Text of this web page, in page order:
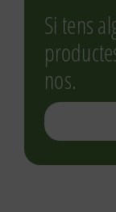
Si tens
nos.